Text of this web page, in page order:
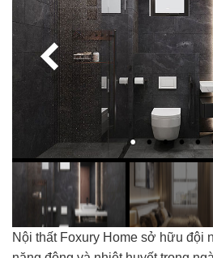
Nội thất Foxury Home sở hữu đội